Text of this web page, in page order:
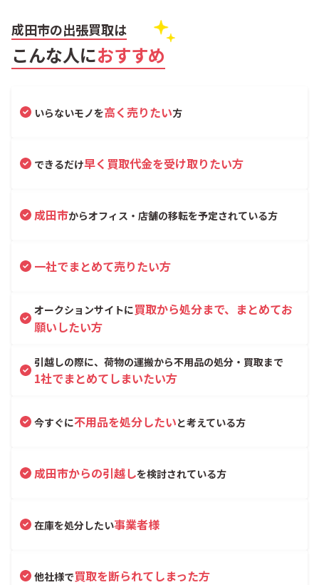
成田市の出張買取は
こんな人におすすめ
いらないモノを高く売りたい方
できるだけ早く買取代金を受け取りたい方
成田市からオフィス・店舗の移転を予定されている方
一社でまとめて売りたい方
オークションサイトに買取から処分まで、まとめてお
願いしたい方
引越しの際に、荷物の運搬から不用品の処分・買取まで
1社でまとめてしまいたい方
今すぐに不用品を処分したいと考えている方
成田市からの引越しを検討されている方
在庫を処分したい事業者様
他社様で買取を断られてしまった方